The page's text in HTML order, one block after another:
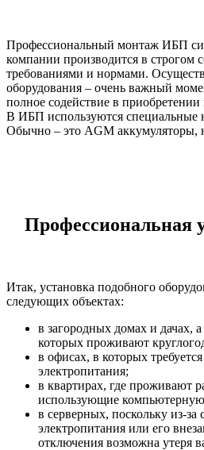
Профессиональный монтаж ИБП
компании производится в строгом
требованиями и нормами.
оборудования – очень важный
полное содействие в
В ИБП используются специальные
Обычно – это AGM аккумуляторы,
Профессиональная
Итак, установка подобного
следующих объектах:
в загородных домах и дачах,
которых проживают
в офисах, в которых
электропитания;
в квартирах, где проживают
использующие
в серверных, поскольку из-за
электропитания или его
отключения возможна утеря